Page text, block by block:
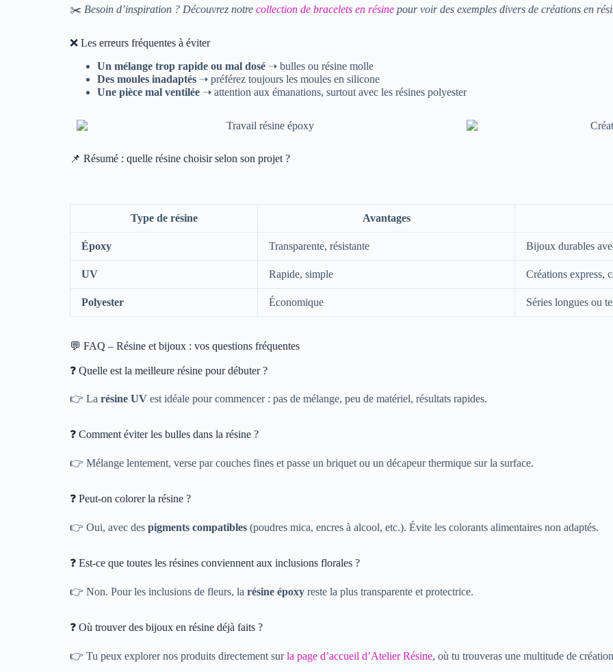
✂️ Besoin d’inspiration ? Découvrez notre collection de bracelets en résine pour voir des exemples divers de créations en
❌ Les erreurs fréquentes à éviter
Un mélange trop rapide ou mal dosé ➝ bulles ou résine molle
Des moules inadaptés ➝ préférez toujours les moules en silicone
Une pièce mal ventilée ➝ attention aux émanations, surtout avec les résines polyester
📌 Résumé : quelle résine choisir selon son projet ?
Type de résine Avantages
Époxy Transparente, résistante Bijoux durables
UV Rapide, simple Créations express,
Polyester Économique Séries longues ou
💬 FAQ – Résine et bijoux : vos questions fréquentes
❓ Quelle est la meilleure résine pour débuter ?
👉 La résine UV est idéale pour commencer : pas de mélange, peu de matériel, résultats rapides.
❓ Comment éviter les bulles dans la résine ?
👉 Mélange lentement, verse par couches fines et passe un briquet ou un décapeur thermique sur la surface.
❓ Peut-on colorer la résine ?
👉 Oui, avec des pigments compatibles (poudres mica, encres à alcool, etc.). Évite les colorants alimentaires non adaptés.
❓ Est-ce que toutes les résines conviennent aux inclusions florales ?
👉 Non. Pour les inclusions de fleurs, la résine époxy reste la plus transparente et protectrice.
❓ Où trouver des bijoux en résine déjà faits ?
👉 Tu peux explorer nos produits directement surla page d’accueil d’Atelier Résine, où tu trouveras une multitude de